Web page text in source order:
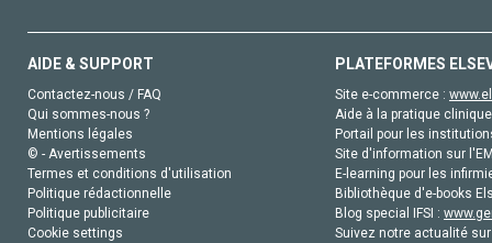
AIDE & SUPPORT
Contactez-nous / FAQ
Qui sommes-nous ?
Mentions légales
© - Avertissements
Termes et conditions d'utilisation
Politique rédactionnelle
Politique publicitaire
Cookie settings
PLATEFORMES
Site e-commerce :
Aide à la pratique
Portail pour les
Site d'information sur
E-learning pour les
Bibliothèque d'e-books
Blog special IFSI :
Suivez notre actualité